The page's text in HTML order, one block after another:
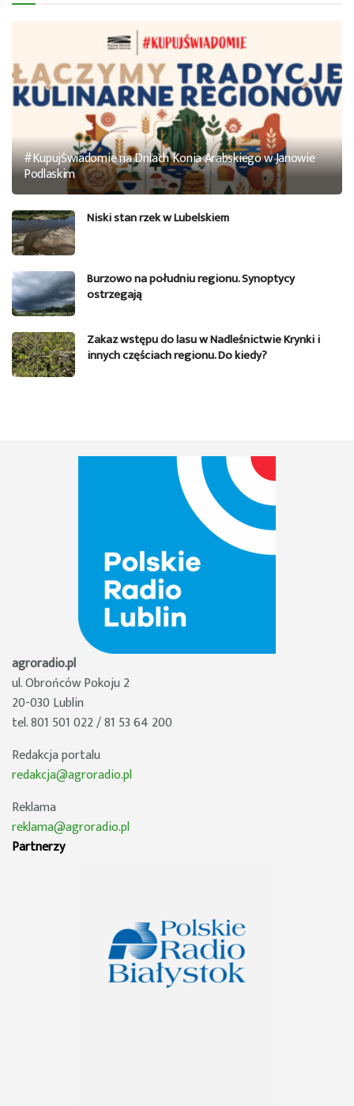
#KupujŚwiadomie na Dniach Konia Arabskiego w Janowie
Podlaskim
Niski stan rzek w Lubelskiem
Burzowo na południu regionu. Synoptycy
ostrzegają
Zakaz wstępu do lasu w Nadleśnictwie Krynki i
innych częściach regionu. Do kiedy?
agroradio.pl
ul. Obrońców Pokoju 2
20-030 Lublin
tel. 801 501 022 / 81 53 64 200
Redakcja portalu
redakcja@agroradio.pl
Reklama
reklama@agroradio.pl
Partnerzy